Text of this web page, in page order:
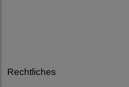
Rechtliches